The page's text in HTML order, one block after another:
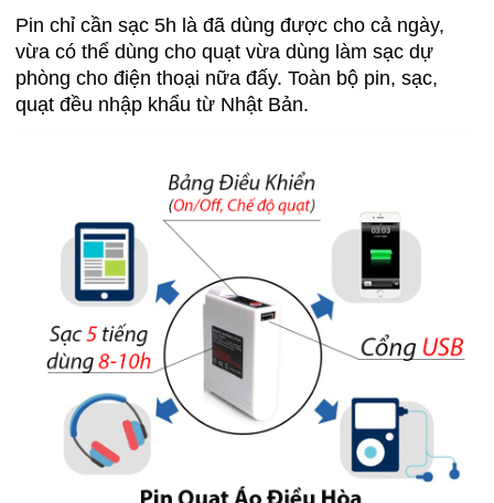
Pin chỉ cần sạc 5h là đã dùng được cho cả ngày,
vừa có thể dùng cho quạt vừa dùng làm sạc dự
phòng cho điện thoại nữa đấy. Toàn bộ pin, sạc,
quạt đều nhập khẩu từ Nhật Bản.